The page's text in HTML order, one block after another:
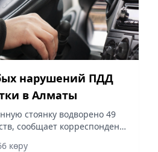
нарушений ПДД
в Алматы
стоянку водворено 49
сообщает корреспондент
көру